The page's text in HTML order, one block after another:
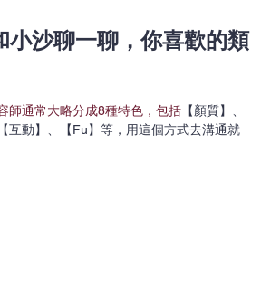
沙聊一聊，你喜歡的類
師通常大略分成8種特色，包括 【顏質】、
互動】、【Fu】等，用這個方式去溝通就